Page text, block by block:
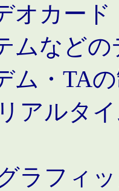
オカー
ムなど
ム・TA
アルタ
ラフィ